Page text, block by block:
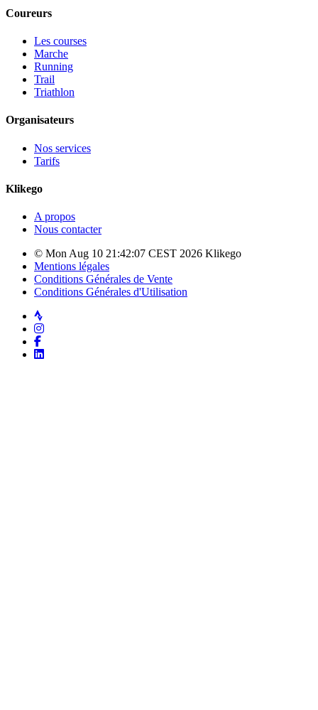
Coureurs
Les courses
Marche
Running
Trail
Triathlon
Organisateurs
Nos services
Tarifs
Klikego
A propos
Nous contacter
© Mon Aug 10 21:42:07 CEST 2026 Klikego
Mentions légales
Conditions Générales de Vente
Conditions Générales d'Utilisation
Strava
Instagram
Facebook
LinkedIn